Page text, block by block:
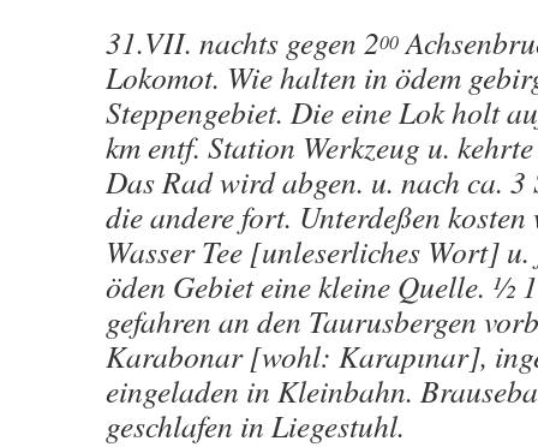
31.VII. nachts gegen 200
Lokomot. Wie halten in ödem
Steppengebiet. Die eine Lok holt
km entf. Station Werkzeug u.
Das Rad wird abgen. u. nach ca. 3
die andere fort. Unterdeßen
Wasser Tee [unleserliches Wort]
öden Gebiet eine kleine Quelle. ½
gefahren an den Taurusbergen
Karabonar [wohl: Karapınar],
eingeladen in Kleinbahn.
geschlafen in Liegestuhl.